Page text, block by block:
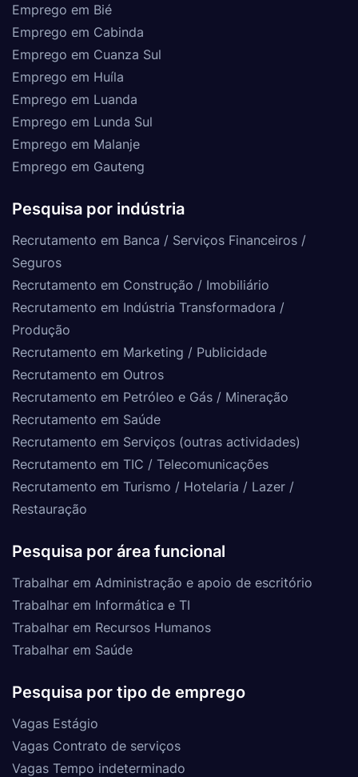
Emprego em Bié
Emprego em Cabinda
Emprego em Cuanza Sul
Emprego em Huíla
Emprego em Luanda
Emprego em Lunda Sul
Emprego em Malanje
Emprego em Gauteng
Pesquisa por indústria
Recrutamento em Banca / Serviços Financeiros /
Seguros
Recrutamento em Construção / Imobiliário
Recrutamento em Indústria Transformadora /
Produção
Recrutamento em Marketing / Publicidade
Recrutamento em Outros
Recrutamento em Petróleo e Gás / Mineração
Recrutamento em Saúde
Recrutamento em Serviços (outras actividades)
Recrutamento em TIC / Telecomunicações
Recrutamento em Turismo / Hotelaria / Lazer /
Restauração
Pesquisa por área funcional
Trabalhar em Administração e apoio de escritório
Trabalhar em Informática e TI
Trabalhar em Recursos Humanos
Trabalhar em Saúde
Pesquisa por tipo de emprego
Vagas Estágio
Vagas Contrato de serviços
Vagas Tempo indeterminado